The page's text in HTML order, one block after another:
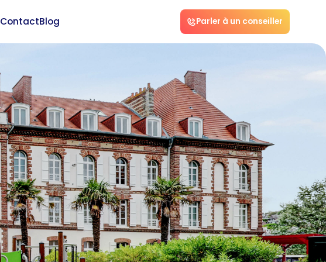
ContactBlog Parler à un conseiller